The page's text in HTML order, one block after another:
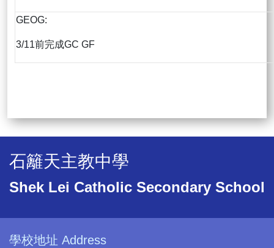
GEOG:
3/11前完成GC GF
石籬天主教中學
Shek Lei Catholic Secondary School
學校地址 Address